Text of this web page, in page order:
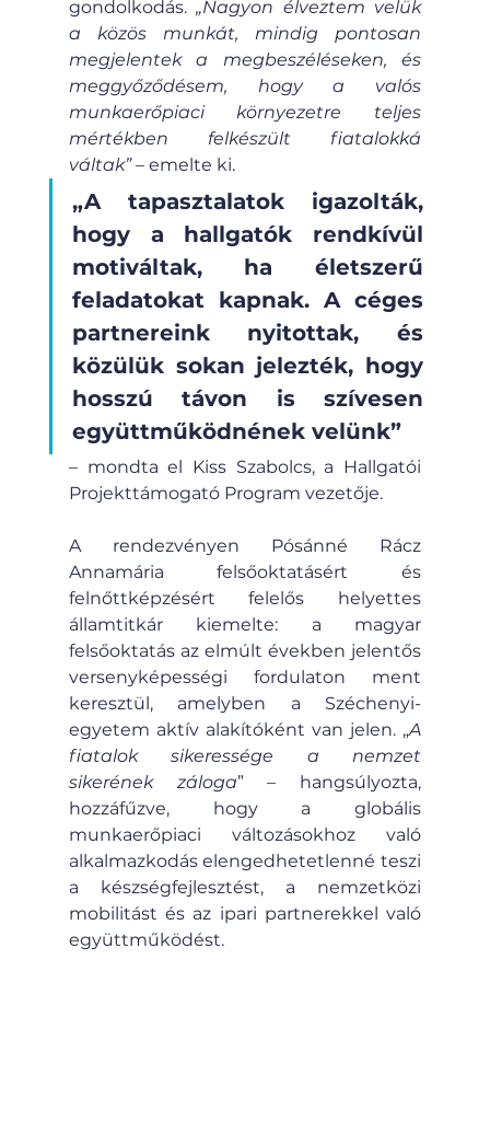
gondolkodás. „Nagyon élveztem velük
a közös munkát, mindig pontosan
megjelentek a megbeszéléseken, és
meggyőződésem, hogy a valós
munkaerőpiaci környezetre teljes
mértékben felkészült fiatalokká
váltak” – emelte ki.
„A tapasztalatok igazolták,
hogy a hallgatók rendkívül
motiváltak, ha életszerű
feladatokat kapnak. A céges
partnereink nyitottak, és
közülük sokan jelezték, hogy
hosszú távon is szívesen
együttműködnének velünk”
– mondta el Kiss Szabolcs, a Hallgatói
Projekttámogató Program vezetője.
A rendezvényen Pósánné Rácz
Annamária felsőoktatásért és
felnőttképzésért felelős helyettes
államtitkár kiemelte: a magyar
felsőoktatás az elmúlt években jelentős
versenyképességi fordulaton ment
keresztül, amelyben a Széchenyi-
egyetem aktív alakítóként van jelen. „A
fiatalok sikeressége a nemzet
sikerének záloga” – hangsúlyozta,
hozzáfűzve, hogy a globális
munkaerőpiaci változásokhoz való
alkalmazkodás elengedhetetlenné teszi
a készségfejlesztést, a nemzetközi
mobilitást és az ipari partnerekkel való
együttműködést.